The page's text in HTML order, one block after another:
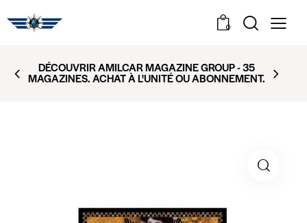
0
DÉCOUVRIR AMILCAR MAGAZINE GROUP - 35
MAGAZINES. ACHAT À L'UNITÉ OU ABONNEMENT.